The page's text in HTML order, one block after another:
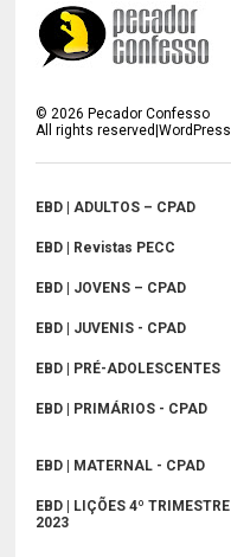
©2026 Pecador Confesso
All rights reserved|WordPress
EBD | ADULTOS – CPAD
EBD | Revistas PECC
EBD | JOVENS – CPAD
EBD | JUVENIS - CPAD
EBD | PRÉ-ADOLESCENTES
EBD | PRIMÁRIOS - CPAD
EBD | MATERNAL - CPAD
EBD | LIÇÕES 4º TRIMESTRE
2023